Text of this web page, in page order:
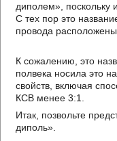
диполем», поскольку
С тех пор это
провода
К сожалению, это
полвека носила это
свойств, включая
КСВ менее 3:1.
Итак, позвольте
диполь».